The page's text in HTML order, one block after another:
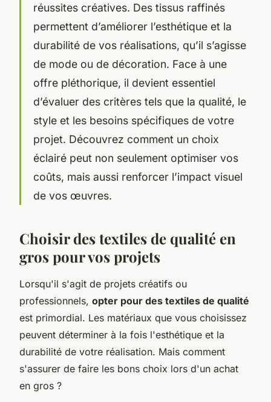
réussites créatives. Des tissus raffinés
permettent d’améliorer l’esthétique et la
durabilité de vos réalisations, qu’il s’agisse
de mode ou de décoration. Face à une
offre pléthorique, il devient essentiel
d’évaluer des critères tels que la qualité, le
style et les besoins spécifiques de votre
projet. Découvrez comment un choix
éclairé peut non seulement optimiser vos
coûts, mais aussi renforcer l’impact visuel
de vos œuvres.
Choisir des textiles de qualité en
gros pour vos projets
Lorsqu'il s'agit de projets créatifs ou
professionnels, opter pour des textiles de qualité
est primordial. Les matériaux que vous choisissez
peuvent déterminer à la fois l'esthétique et la
durabilité de votre réalisation. Mais comment
s'assurer de faire les bons choix lors d'un achat
en gros ?